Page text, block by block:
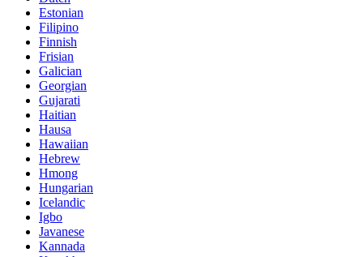
Estonian
Filipino
Finnish
Frisian
Galician
Georgian
Gujarati
Haitian
Hausa
Hawaiian
Hebrew
Hmong
Hungarian
Icelandic
Igbo
Javanese
Kannada